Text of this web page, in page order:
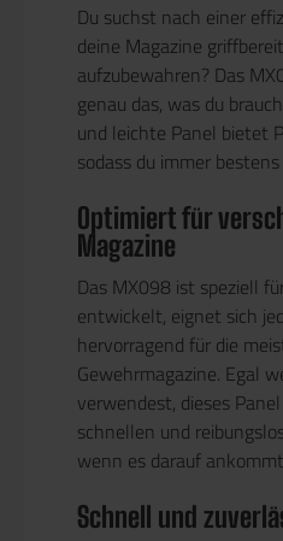
Du suchst nach einer
deine Magazine
aufzubewahren? Das
genau das, was du
und leichte Panel bietet
sodass du immer
Optimiert für
Magazine
Das MX098 ist speziell
entwickelt, eignet sich
hervorragend für die
Gewehrmagazine. Egal
verwendest, dieses
schnellen und
wenn es darauf
Schnell und